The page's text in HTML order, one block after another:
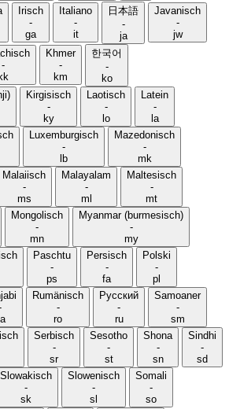
Irisch
-
ga
Italiano
-
it
日本語
-
ja
Javanisch
-
jw
-
kk
Khmer
-
km
한국어
-
ko
Kirgisisch
-
ky
Laotisch
-
lo
Latein
-
la
Luxemburgisch
-
lb
Mazedonisch
-
mk
Malaiisch
-
ms
Malayalam
-
ml
Maltesisch
-
mt
Mongolisch
-
mn
Myanmar (burmesisch)
-
my
Paschtu
-
ps
Persisch
-
fa
Polski
-
pl
Rumänisch
-
ro
Русский
-
ru
Samoaner
-
sm
Serbisch
-
sr
Sesotho
-
st
Shona
-
sn
Sindhi
-
sd
Slowakisch
-
sk
Slowenisch
-
sl
Somali
-
so